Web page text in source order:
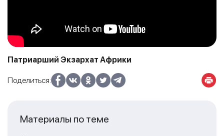
Патриарший Экзархат Африки
Поделиться:
Материалы по теме